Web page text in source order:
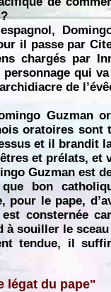
il passe par
chargés par
personnage qui
de
Guzman
oratoires sont
et il brandit
et prélats, et
Guzman est
bon
pour le pape,
consternée
souiller le sceau
tendue, il
légat du pape"